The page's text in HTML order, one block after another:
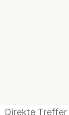
Direkte Treffer